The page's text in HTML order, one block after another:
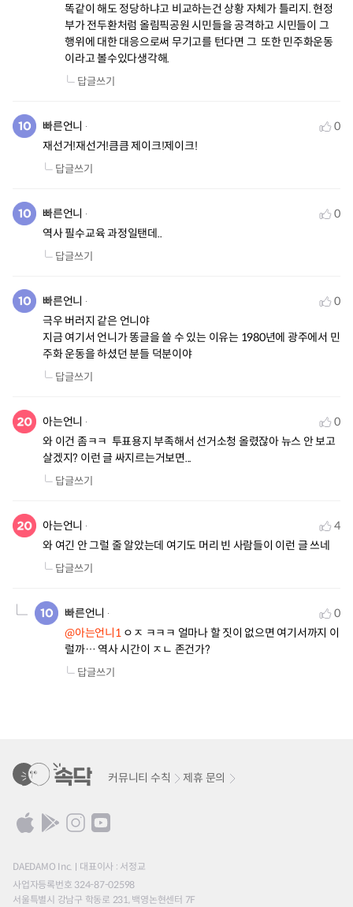
똑같이 해도 정당하냐고 비교하는건 상황 자체가 틀리지. 현정
부가 전두환처럼 올림픽공원 시민들을 공격하고 시민들이 그
행위에 대한 대응으로써 무기고를 턴다면 그  또한 민주화운동
이라고 볼수있다생각해.
답글쓰기
빠른언니
0
재선거!재선거!큼큼 제이크!제이크!
답글쓰기
빠른언니
0
역사 필수교육 과정일탠데..
답글쓰기
빠른언니
0
극우 버러지 같은 언니야
지금 여기서 언니가 똥글을 쓸 수 있는 이유는 1980년에 광주에서 민
주화 운동을 하셨던 분들 덕분이야
답글쓰기
아는언니
0
와 이건 좀ㅋㅋ  투표용지 부족해서 선거소청 올렸잖아 뉴스 안 보고
살겠지? 이런 글 싸지르는거보면...
답글쓰기
아는언니
4
와 여긴 안 그럴 줄 알았는데 여기도 머리 빈 사람들이 이런 글 쓰네
답글쓰기
빠른언니
0
@아는언니1 ㅇㅈ ㅋㅋㅋ 얼마나 할 짓이 없으면 여기서까지 이
럴까… 역사 시간이 ㅈㄴ 존건가?
답글쓰기
커뮤니티 수칙 제휴 문의
DAEDAMO Inc.
대표이사 : 서정교
사업자등록번호 324-87-02598
서울특별시 강남구 학동로 231, 백영논현센터 7F